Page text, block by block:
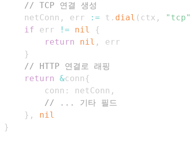
// TCP 연결 생성
    netConn
, err := t . dial ( ctx , "tcp"
if err != nil
{
return
nil ,
}
// HTTP 연결로 래핑
return
&conn {
        conn
: netConn ,
// ... 기타 필드
} ,
nil
}